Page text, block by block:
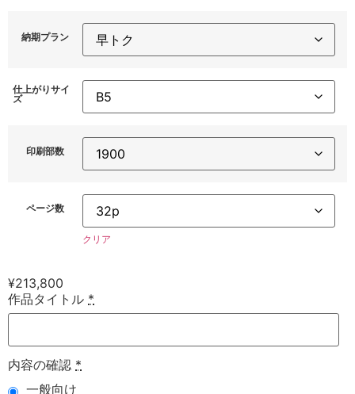
納期プラン
仕上がりサイ
ズ
印刷部数
ページ数
クリア
¥213,800
作品タイトル *
内容の確認 *
一般向け